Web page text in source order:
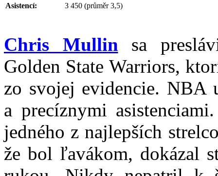
Asistencí:
3 450 (průměr 3,5)
Chris Mullin sa
Golden State Warriors,
zo svojej evidencie. NBA
a precíznymi
jedného z najlepších
že bol ľavákom, dokázal